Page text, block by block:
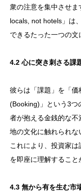
衆の注意を集中させ
locals, not hotels」は
できるたった一つの文
4.2 心に突き刺さる課
彼らは「課題」を「
(Booking)」という3つ
者が抱える金銭的な不
地の文化に触れられな
これにより、投資家
を即座に理解すること
4.3 無から有を生む市